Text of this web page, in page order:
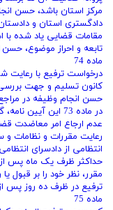
مرکز استان باشد، حسن
دادگستری استان و
مقامات قضایی یاد شده با
تابعه و احراز موضوع،
ماده 74
کانون تسلیم و جهت
حسن انجام ‌وظیفه در
در ماده 73 این
عدم ارجاع امر معاضدت
رعایت مقررات و نظامات و
انتظامی از دادسرای
حداکثر ظرف یک ماه پس از
مقرر، نظر خود را بر قبول
ترفیع در ظرف ده روز پس
ماده 75